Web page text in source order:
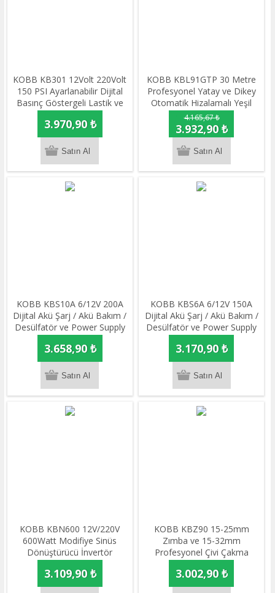
KOBB KB301 12Volt 220Volt
150 PSI Ayarlanabilir Dijital
Basınç Göstergeli Lastik ve
Yatak Şişirme Pompası
3.970,90 ₺
KOBB KBL91GTP 30 Metre
Profesyonel Yatay ve Dikey
Otomatik Hizalamalı Yeşil
Çapraz Çizgi Lazer Distomat
+ Tripod
4.165,67 ₺
3.932,90 ₺
KOBB KBS10A 6/12V 200A
Dijital Akü Şarj / Akü Bakım /
Desülfatör ve Power Supply
3.658,90 ₺
KOBB KBS6A 6/12V 150A
Dijital Akü Şarj / Akü Bakım /
Desülfatör ve Power Supply
3.170,90 ₺
KOBB KBN600 12V/220V
600Watt Modifiye Sinüs
Dönüştürücü İnvertör
3.109,90 ₺
KOBB KBZ90 15-25mm
Zımba ve 15-32mm
Profesyonel Çivi Çakma
Makinesi + 3000 adet Yedek
Zımba ve Çivi
3.002,90 ₺